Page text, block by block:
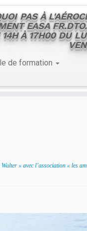
PAS À
EASA
À 17H00 DU
de formation
» avec l’association « les